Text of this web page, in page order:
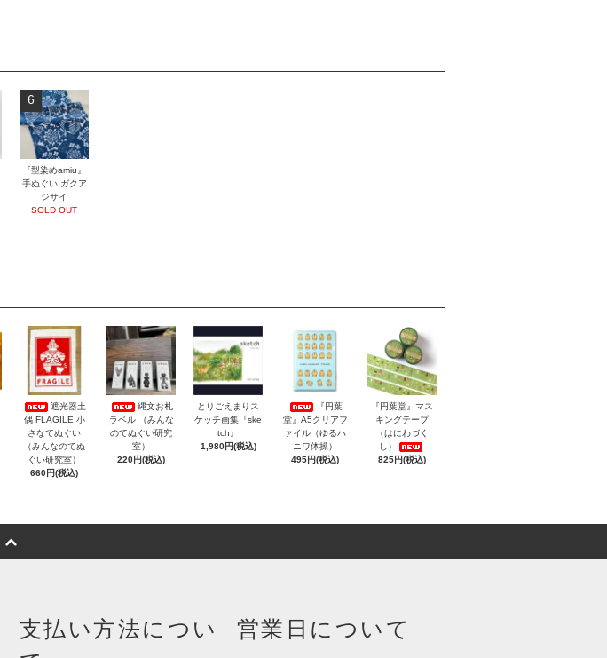
6
『型染めamiu』
手ぬぐい ガクア
ジサイ
SOLD OUT
遮光器土
偶 FLAGILE 小
さなてぬぐい
（みんなのてぬ
ぐい研究室）
660円(税込)
縄文お札
ラベル （みんな
のてぬぐい研究
室）
220円(税込)
とりごえまりス
ケッチ画集『ske
tch』
1,980円(税込)
『円葉
堂』A5クリアフ
ァイル（ゆるハ
ニワ体操）
495円(税込)
『円葉堂』マス
キングテープ
（はにわづく
し）
825円(税込)
支払い方法につい
営業日について